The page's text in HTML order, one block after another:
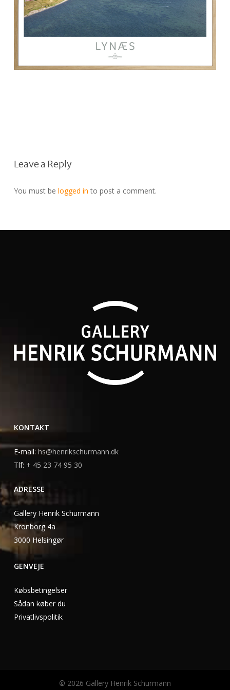
Leave a Reply
You must be logged in to post a comment.
KONTAKT
E-mail: hs@henrikschurmann.dk
Tlf: + 45 23 74 95 30
ADRESSE
Gallery Henrik Schurmann
Kronborg 4a
3000 Helsingør
GENVEJE
Købsbetingelser
Sådan køber du
Privatlivspolitik
© 2026 Gallery Henrik Schurmann